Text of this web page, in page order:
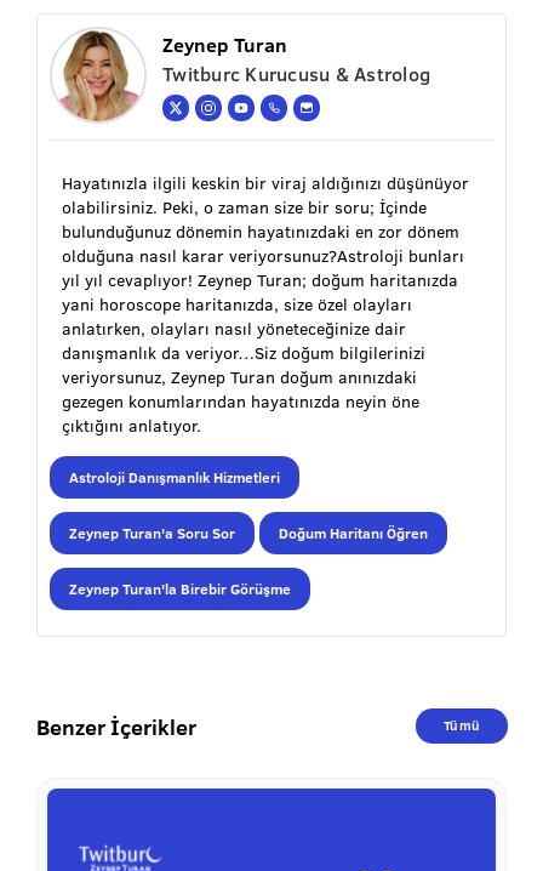
Zeynep Turan
Twitburc Kurucusu & Astrolog
Hayatınızla ilgili keskin bir viraj aldığınızı düşünüyor
olabilirsiniz. Peki, o zaman size bir soru; İçinde
bulunduğunuz dönemin hayatınızdaki en zor dönem
olduğuna nasıl karar veriyorsunuz?Astroloji bunları
yıl yıl cevaplıyor! Zeynep Turan; doğum haritanızda
yani horoscope haritanızda, size özel olayları
anlatırken, olayları nasıl yöneteceğinize dair
danışmanlık da veriyor…Siz doğum bilgilerinizi
veriyorsunuz, Zeynep Turan doğum anınızdaki
gezegen konumlarından hayatınızda neyin öne
çıktığını anlatıyor.
Astroloji Danışmanlık Hizmetleri
Zeynep Turan'a Soru Sor Doğum Haritanı Öğren
Zeynep Turan'la Birebir Görüşme
Benzer İçerikler Tümü